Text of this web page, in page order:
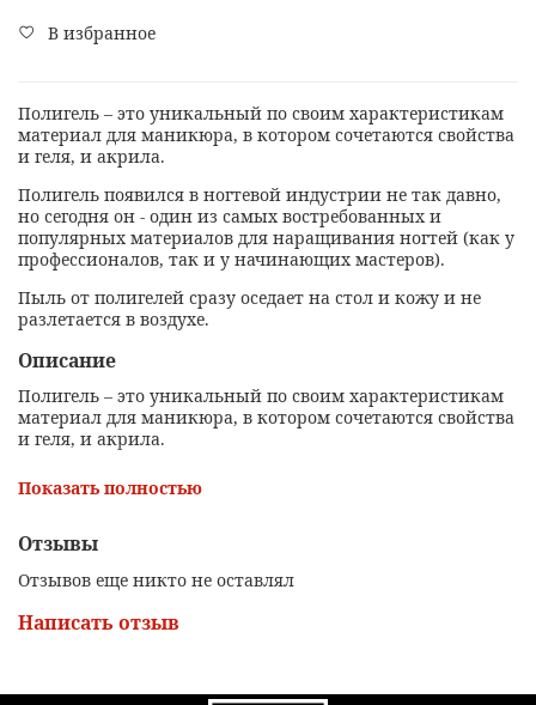
В избранное
Полигель – это уникальный по своим характеристикам
материал для маникюра, в котором сочетаются свойства
и геля, и акрила.
Полигель появился в ногтевой индустрии не так давно,
но сегодня он - один из самых востребованных и
популярных материалов для наращивания ногтей (как у
профессионалов, так и у начинающих мастеров).
Пыль от полигелей сразу оседает на стол и кожу и не
разлетается в воздухе.
Описание
Полигель – это уникальный по своим характеристикам
материал для маникюра, в котором сочетаются свойства
и геля, и акрила.
но сегодня он - один из самых востребованных и
профессионалов, так и у начинающих мастеров).
Пыль от полигелей сразу оседает на стол и кожу и не
Показать полностью
Отзывы
Отзывов еще никто не оставлял
Написать отзыв